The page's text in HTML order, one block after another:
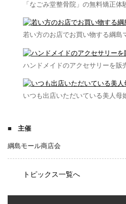
「なごみ堂整骨院」の無料矯正体
若い方のお店でお買い物する綱島
ハンドメイドのアクセサリーを販
いつも出店いただいている美人母
主催
綱島モール商店会
トピックス一覧へ